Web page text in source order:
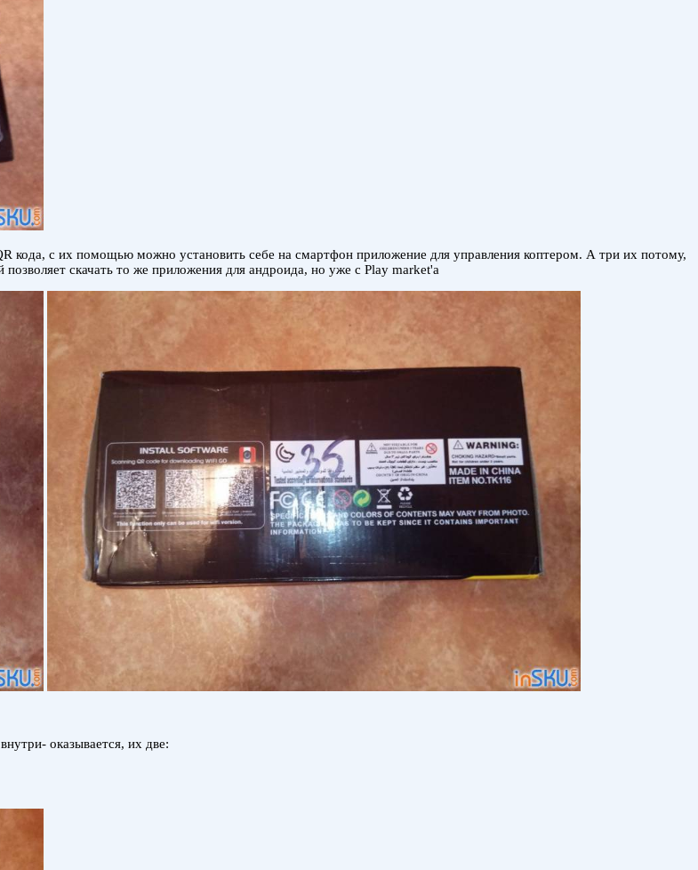
кода, с их помощью можно установить себе на смартфон приложение для управления коптером. А три их потому,
скачать то же приложения для андроида, но уже с Play market'a
оказывается, их две: